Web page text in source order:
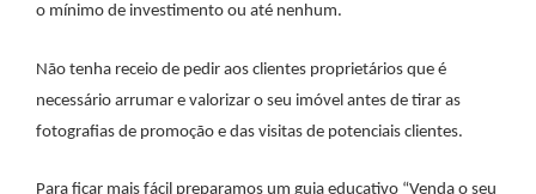
o mínimo de investimento ou até nenhum.
Não tenha receio de pedir aos clientes proprietários que é
necessário arrumar e valorizar o seu imóvel antes de tirar as
fotografias de promoção e das visitas de potenciais clientes.
Para ficar mais fácil preparamos um guia educativo “Venda o seu